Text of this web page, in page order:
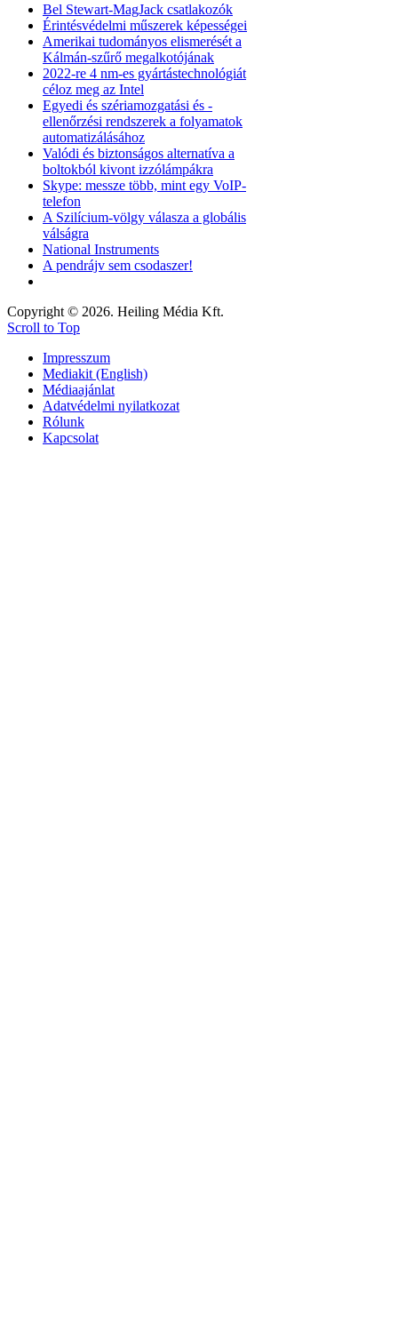
Bel Stewart-MagJack csatlakozók
Érintésvédelmi műszerek képességei
Amerikai tudományos elismerését a
Kálmán-szűrő megalkotójának
2022-re 4 nm-es gyártástechnológiát
céloz meg az Intel
Egyedi és szériamozgatási és -
ellenőrzési rendszerek a folyamatok
automatizálásához
Valódi és biztonságos alternatíva a
boltokból kivont izzólámpákra
Skype: messze több, mint egy VoIP-
telefon
A Szilícium-völgy válasza a globális
válságra
National Instruments
A pendrájv sem csodaszer!
Copyright © 2026. Heiling Média Kft.
Scroll to Top
Impresszum
Mediakit (English)
Médiaajánlat
Adatvédelmi nyilatkozat
Rólunk
Kapcsolat